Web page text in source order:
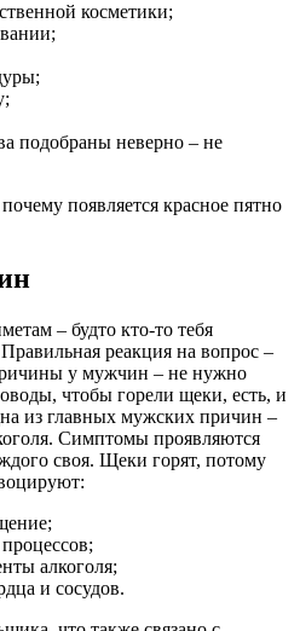
косметики;
подобраны неверно – не
появляется красное пятно
– будто кто-то тебя
реакция на вопрос –
у мужчин – не нужно
чтобы горели щеки, есть, и
из главных мужских причин –
Симптомы проявляются
своя. Щеки горят, потому
алкоголя;
и сосудов.